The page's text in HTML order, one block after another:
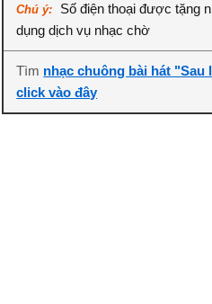
Chú ý:
Số điện thoại được tặng
dụng dịch vụ nhạc chờ
Tìm nhạc chuông bài hát "Sau
click vào đây